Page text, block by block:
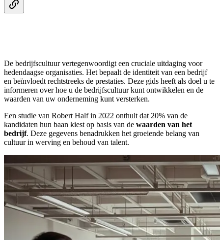
De bedrijfscultuur vertegenwoordigt een cruciale uitdaging voor
hedendaagse organisaties. Het bepaalt de identiteit van een bedrijf
en beïnvloedt rechtstreeks de prestaties. Deze gids heeft als doel u te
informeren over hoe u de bedrijfscultuur kunt ontwikkelen en de
waarden van uw onderneming kunt versterken.
Een studie van Robert Half in 2022 onthult dat 20% van de
kandidaten hun baan kiest op basis van de waarden van het
bedrijf. Deze gegevens benadrukken het groeiende belang van
cultuur in werving en behoud van talent.